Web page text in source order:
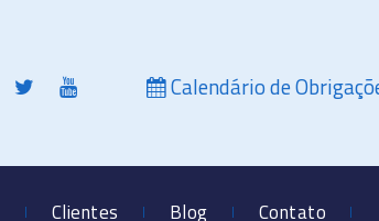
Calendário de
Clientes Blog Contato